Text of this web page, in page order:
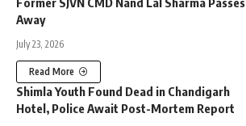
Away
July 23, 2026
Read More
Shimla Youth Found Dead in Chandigarh
Hotel, Police Await Post-Mortem Report